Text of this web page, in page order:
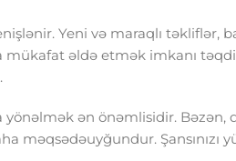
Yeni və maraqlı təkliflər,
əldə etmək imkanı
yönəlmək ən önəmlisidir.
məqsədəuyğundur. Şansınızı